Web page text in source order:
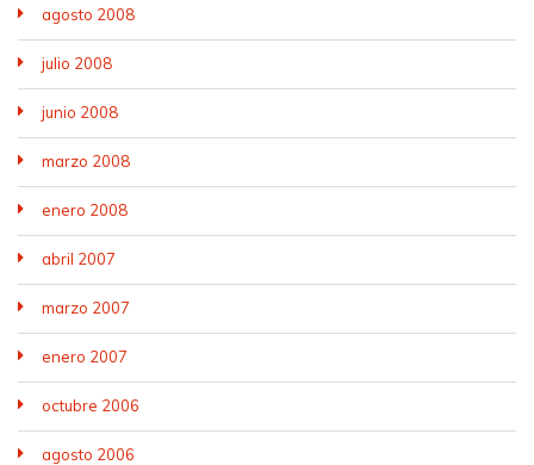
agosto 2008
julio 2008
junio 2008
marzo 2008
enero 2008
abril 2007
marzo 2007
enero 2007
octubre 2006
agosto 2006